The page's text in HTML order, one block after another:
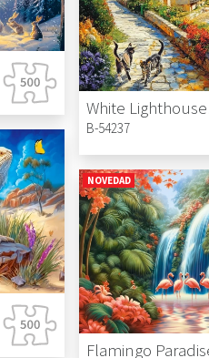
B-54237
NOVEDAD
Flamingo